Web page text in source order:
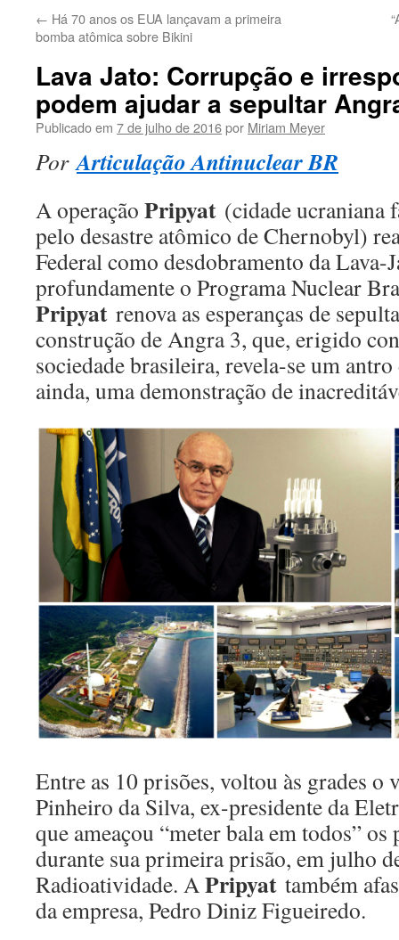
← Há 70 anos os EUA lançavam a primeira
bomba atômica sobre Bikini
Lava Jato: Corrupção e
podem ajudar a sepultar
Publicado em 7 de julho de 2016por Miriam Meyer
PorArticulação Antinuclear BR
A operação Pripyat (cidade ucraniana
pelo desastre atômico de Chernobyl)
Federal como desdobramento da Lava-
profundamente o Programa Nuclear
Pripyat renova as esperanças de
construção de Angra 3, que, erigido
sociedade brasileira, revela-se um
ainda, uma demonstração de
Entre as 10 prisões, voltou às grades o
Pinheiro da Silva, ex-presidente da
que ameaçou “meter bala em todos”
durante sua primeira prisão, em julho
Radioatividade. APripyat também
da empresa, Pedro Diniz Figueiredo.